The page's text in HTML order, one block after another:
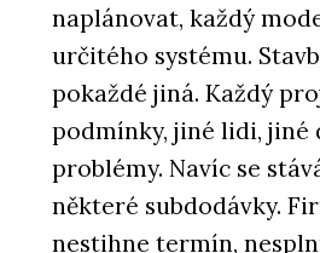
naplánovat, každý
určitého systému.
pokaždé jiná. Každý
podmínky, jiné lidi, jiné
problémy. Navíc se
některé subdodávky.
nestihne termín,